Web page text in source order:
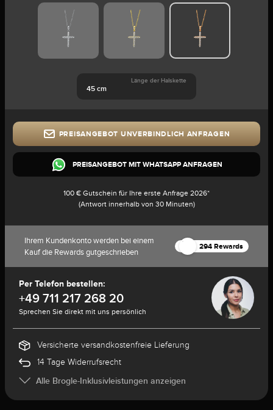
45 cm
Länge der Halskette
PREISANGEBOT UNVERBINDLICH ANFRAGEN
PREISANGEBOT MIT WHATSAPP ANFRAGEN
100 € Gutschein für Ihre erste Anfrage 2026*
(Antwort innerhalb von 30 Minuten)
Ihrem Kundenkonto werden bei einem
Kauf die Rewards gutgeschrieben
294 Rewards
Per Telefon bestellen:
+49 711 217 268 20
Sprechen Sie direkt mit uns persönlich
Versicherte versandkostenfreie Lieferung
14 Tage Widerrufsrecht
Alle Brogle-Inklusivleistungen anzeigen